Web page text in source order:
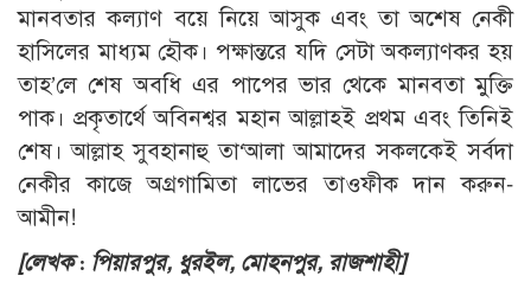
মানবতার কল্যাণ বয়ে নিয়ে আসুক এবং তা অশেষ নেকী
হাসিলের মাধ্যম হৌক। পক্ষান্তরে যদি সেটা অকল্যাণকর হয়
তাহ’লে শেষ অবধি এর পাপের ভার থেকে মানবতা মুক্তি
পাক। প্রকৃতার্থে অবিনশ্বর মহান আল্লাহই প্রথম এবং তিনিই
শেষ। আল্লাহ সুবহানাহু তা‘আলা আমাদের সকলকেই সর্বদা
নেকীর কাজে অগ্রগামিতা লাভের তাওফীক দান করুন-
আমীন!
[লেখক : পিয়ারপুর, ধুরইল, মোহনপুর, রাজশাহী]